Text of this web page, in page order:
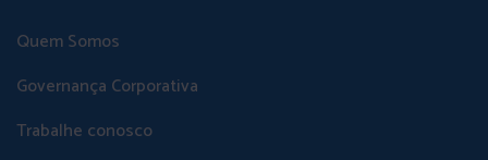
Quem Somos
Governança Corporativa
Trabalhe conosco